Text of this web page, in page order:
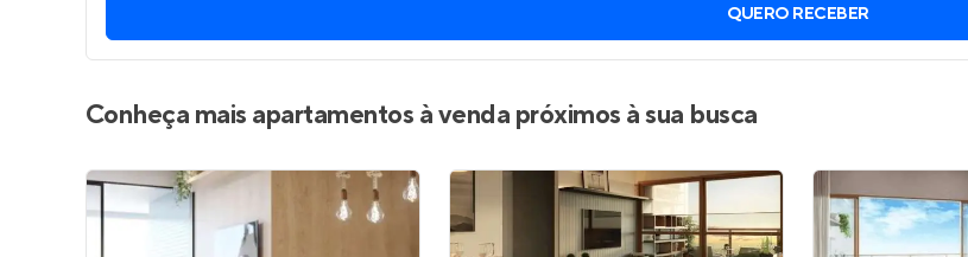
QUERO RECEBER
Conheça mais apartamentos à venda próximos à sua busca